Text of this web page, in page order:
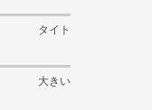
タイト
大きい